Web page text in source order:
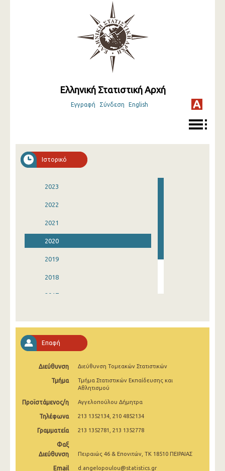
Ελληνική Στατιστική Αρχή
Εγγραφή Σύνδεση English
Ιστορικό
2023
2022
2021
2020
2019
2018
2017
Επαφή
Διεύθυνση Διεύθυνση Τομεακών Στατιστικών
Τμήμα
Τμήμα Στατιστικών Εκπαίδευσης και
Αθλητισμού
Προϊστάμενος/η Αγγελοπούλου Δήμητρα
Τηλέφωνα 213 1352134, 210 4852134
Γραμματεία 213 1352781, 213 1352778
Φαξ
Διεύθυνση
Πειραιώς 46 & Επονιτών, ΤΚ 18510 ΠΕΙΡΑΙΑΣ
Email d.angelopoulou@statistics.gr